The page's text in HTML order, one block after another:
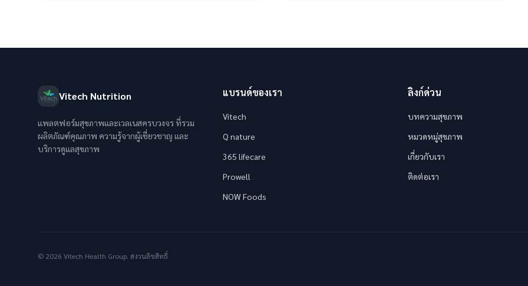
ได้
Vitech Nutrition
แพลตฟอร์มสุขภาพและเวลเนสครบวงจร ที่รวม
ผลิตภัณฑ์คุณภาพ ความรู้จากผู้เชี่ยวชาญ และ
บริการดูแลสุขภาพ
แบรนด์ของเรา
Vitech
Q nature
365 lifecare
Prowell
NOW Foods
ลิงก์ด่วน
บทความสุขภาพ
หมวดหมู่สุขภาพ
เกี่ยวกับเรา
ติดต่อเรา
© 2026 Vitech Health Group. สงวนลิขสิทธิ์